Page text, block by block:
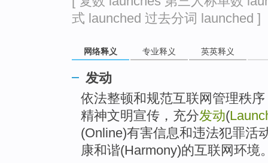
式 launched 过去分词 launched ]
网络释义 专业释义 英英释义
发动
依法整顿和规范互联网管理秩
精神文明宣传，充分发动(
(Online)有害信息和违法犯罪活
康和谐(Harmony)的互联网环境